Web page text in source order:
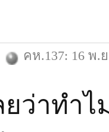
คห.137: 16 พ.
ยว่าทำ